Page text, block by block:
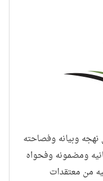
نهجه وبيانه وفصاحته
ومضمونه وفحواه
من معتقدات